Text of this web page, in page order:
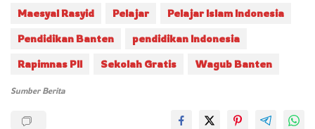
Maesyal Rasyid Pelajar Pelajar Islam Indonesia
Pendidikan Banten pendidikan Indonesia
Rapimnas PII Sekolah Gratis Wagub Banten
Sumber Berita